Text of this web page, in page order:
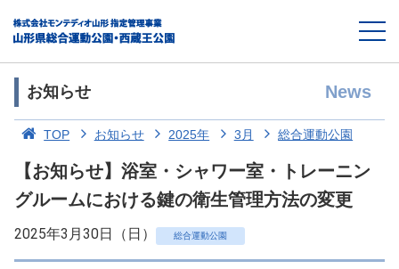
お知らせ News
TOP お知らせ 2025年 3月 総合運動公園
【お知らせ】浴室・シャワー室・トレーニン
グルームにおける鍵の衛生管理方法の変更
2025年3月30日（日） 総合運動公園